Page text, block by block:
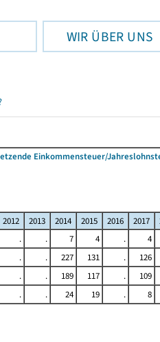
WIR ÜBER UNS
Einkommensteuer/
2012 2013 2014 2015 2016 2017
. . 7 4 . 4
. . 227 131 . 126
. . 189 117 . 109
. . 24 19 . 8